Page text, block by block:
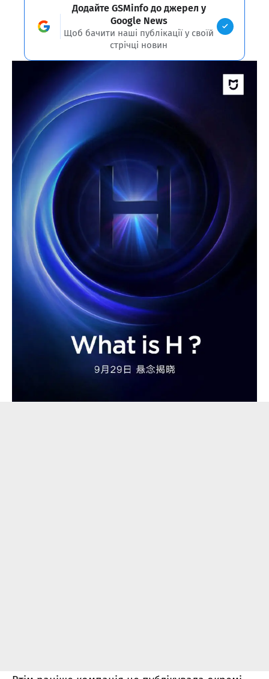
Додайте GSMinfo до джерел у
Google News
Щоб бачити наші публікації у своїй
стрічці новин